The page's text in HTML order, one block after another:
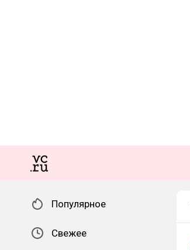
Популярное
Свежее